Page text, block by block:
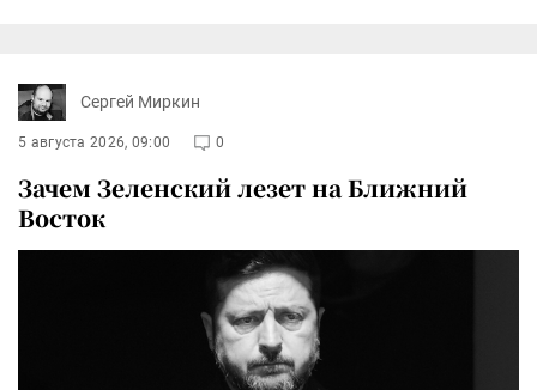
Сергей Миркин
5 августа 2026, 09:00 0
Зачем Зеленский лезет на Ближний
Восток